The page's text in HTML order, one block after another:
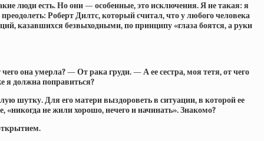
люди есть. Но они — особенные, это исключения. Я не такая: я
Роберт Дилтс, который считал, что у любого человека
казавшихся безвыходными, по принципу «глаза боятся, а руки
она умерла? — От рака груди. — А ее сестра, моя тетя, от чего
я должна поправиться?
шутку. Для его матери выздороветь в ситуации, в которой ее
не жили хорошо, нечего и начинать». Знакомо?